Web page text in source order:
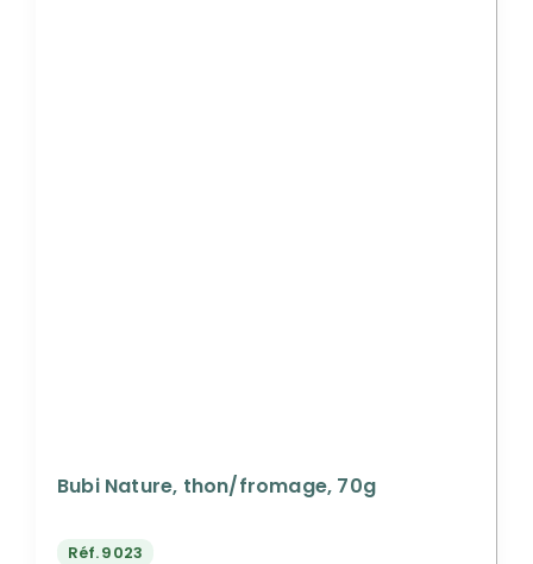
Bubi Nature, thon/fromage, 70g
Réf.9023